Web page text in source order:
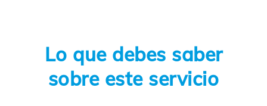
Lo que debes saber
sobre este servicio